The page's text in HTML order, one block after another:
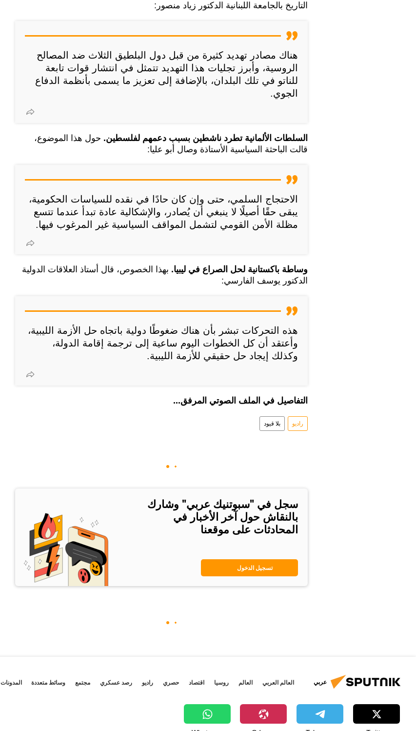
التاريخ بالجامعة اللبنانية الدكتور زياد منصور:
هناك مصادر تهديد كثيرة من قبل دول البلطيق الثلاث ضد المصالح
الروسية، وأبرز تجليات هذا التهديد تتمثل في انتشار قوات تابعة
للناتو في تلك البلدان، بالإضافة إلى تعزيز ما يسمى بأنظمة الدفاع
الجوي.
السلطات الألمانية تطرد ناشطين بسبب دعمهم لفلسطين. حول هذا الموضوع،
قالت الباحثة السياسية الأستاذة وصال أبو عليا:
الاحتجاج السلمي، حتى وإن كان حادًا في نقده للسياسات الحكومية،
يبقى حقًا أصيلًا لا ينبغي أن يُصادر، والإشكالية عادة تبدأ عندما تتسع
مظلة الأمن القومي لتشمل المواقف السياسية غير المرغوب فيها.
وساطة باكستانية لحل الصراع في ليبيا. بهذا الخصوص، قال أستاذ العلاقات الدولية
الدكتور يوسف الفارسي:
هذه التحركات تبشر بأن هناك ضغوطًا دولية باتجاه حل الأزمة الليبية،
وأعتقد أن كل الخطوات اليوم ساعية إلى ترجمة إقامة الدولة،
وكذلك إيجاد حل حقيقي للأزمة الليبية.
التفاصيل في الملف الصوتي المرفق...
راديو بلا قيود
سجل في "سبوتنيك عربي" وشارك
بالنقاش حول آخر الأخبار في
المحادثات على موقعنا
تسجيل الدخول
عربي العالم العربي العالم روسيا اقتصاد حصري راديو رصد عسكري مجتمع وسائط متعددة المدونات